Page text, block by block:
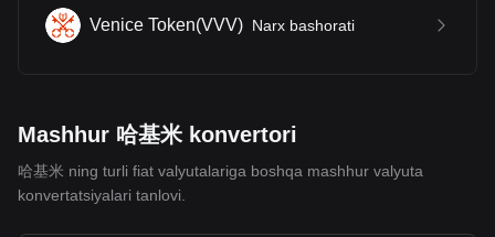
Venice Token(VVV) Narx bashorati
Mashhur 哈基米 konvertori
哈基米 ning turli fiat valyutalariga boshqa mashhur valyuta
konvertatsiyalari tanlovi.